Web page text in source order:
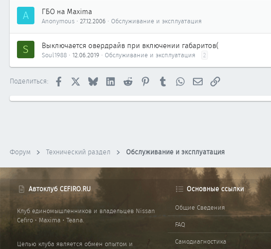
A ГБО на Maxima
Anonymous 27.12.2006 Обслуживание и эксплуатация
S Выключается овердрайв при включении габаритов(
Soul1988 12.06.2019 Обслуживание и эксплуатация 2
Поделиться: Facebook Bluesky LinkedInReddit PinterestTumblrWhatsAppЭлектронная почта
Ссылка
Форум Технический раздел Обслуживание и эксплуатация
Автоклуб CEFIRO.RU
Клуб единомышленников и владельцев Nissan
Cefiro • Maxima • Teana.
Целью клуба является обмен опытом и
Основные ссылки
Общие Сведения
FAQ
Самодиагностика